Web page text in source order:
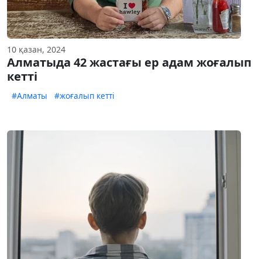
10 қазан, 2024
Алматыда 42 жастағы ер адам жоғалып
кетті
#Алматы #жоғалып кетті